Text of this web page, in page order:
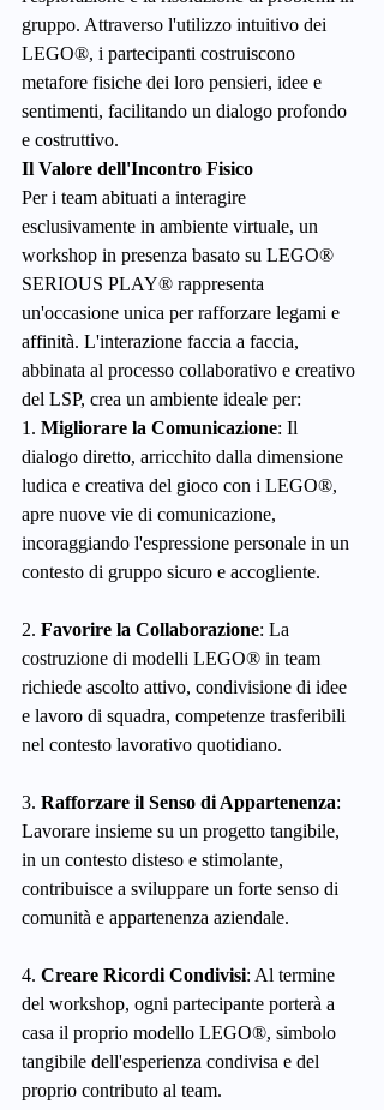
gruppo. Attraverso l'utilizzo intuitivo dei
LEGO®, i partecipanti costruiscono
metafore fisiche dei loro pensieri, idee e
sentimenti, facilitando un dialogo profondo
e costruttivo.
Il Valore dell'Incontro Fisico
Per i team abituati a interagire
esclusivamente in ambiente virtuale, un
workshop in presenza basato su LEGO®
SERIOUS PLAY® rappresenta
un'occasione unica per rafforzare legami e
affinità. L'interazione faccia a faccia,
abbinata al processo collaborativo e creativo
del LSP, crea un ambiente ideale per:
1. Migliorare la Comunicazione: Il
dialogo diretto, arricchito dalla dimensione
ludica e creativa del gioco con i LEGO®,
apre nuove vie di comunicazione,
incoraggiando l'espressione personale in un
contesto di gruppo sicuro e accogliente.
2. Favorire la Collaborazione: La
costruzione di modelli LEGO® in team
richiede ascolto attivo, condivisione di idee
e lavoro di squadra, competenze trasferibili
nel contesto lavorativo quotidiano.
3. Rafforzare il Senso di Appartenenza:
Lavorare insieme su un progetto tangibile,
in un contesto disteso e stimolante,
contribuisce a sviluppare un forte senso di
comunità e appartenenza aziendale.
4. Creare Ricordi Condivisi: Al termine
del workshop, ogni partecipante porterà a
casa il proprio modello LEGO®, simbolo
tangibile dell'esperienza condivisa e del
proprio contributo al team.